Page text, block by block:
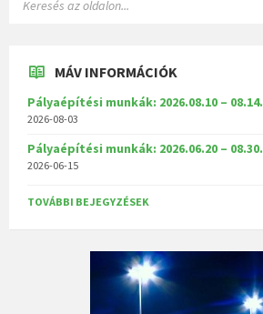
MÁV INFORMÁCIÓK
Pályaépítési munkák: 2026.08.10 – 08.14.
2026-08-03
Pályaépítési munkák: 2026.06.20 – 08.30.
2026-06-15
TOVÁBBI BEJEGYZÉSEK